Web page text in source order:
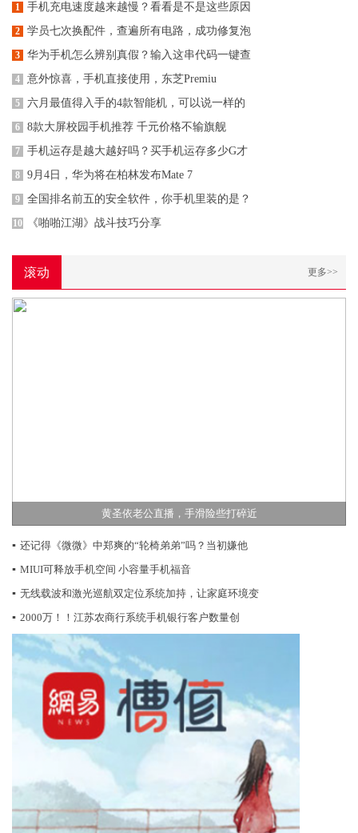
1 手机充电速度越来越慢？看看是不是这些原因
2 学员七次换配件，查遍所有电路，成功修复泡
3 华为手机怎么辨别真假？输入这串代码一键查
4 意外惊喜，手机直接使用，东芝Premiu
5 六月最值得入手的4款智能机，可以说一样的
6 8款大屏校园手机推荐 千元价格不输旗舰
7 手机运存是越大越好吗？买手机运存多少G才
8 9月4日，华为将在柏林发布Mate 7
9 全国排名前五的安全软件，你手机里装的是？
10 《啪啪江湖》战斗技巧分享
滚动 更多>>
黄圣依老公直播，手滑险些打碎近
▪ 还记得《微微》中郑爽的“轮椅弟弟”吗？当初嫌他
▪ MIUI可释放手机空间 小容量手机福音
▪ 无线载波和激光巡航双定位系统加持，让家庭环境变
▪ 2000万！！江苏农商行系统手机银行客户数量创